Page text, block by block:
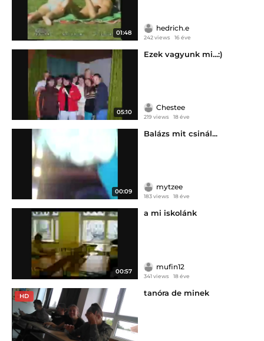
01:48
hedrich.e
242 views 16 éve
05:10
Ezek vagyunk mi...:)
Chestee
219 views 18 éve
00:09
Balázs mit csinál...
mytzee
183 views 18 éve
00:57
a mi iskolánk
mufin12
341 views 18 éve
HD tanóra de minek